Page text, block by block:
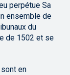
perpétue Sa
ensemble de
du
de 1502 et se
en